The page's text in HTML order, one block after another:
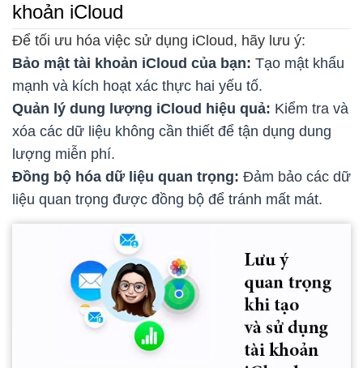
khoản iCloud
Để tối ưu hóa việc sử dụng iCloud, hãy lưu ý:
Bảo mật tài khoản iCloud của bạn: Tạo mật khẩu
mạnh và kích hoạt xác thực hai yếu tố.
Quản lý dung lượng iCloud hiệu quả: Kiểm tra và
xóa các dữ liệu không cần thiết để tận dụng dung
lượng miễn phí.
Đồng bộ hóa dữ liệu quan trọng: Đảm bảo các dữ
liệu quan trọng được đồng bộ để tránh mất mát.